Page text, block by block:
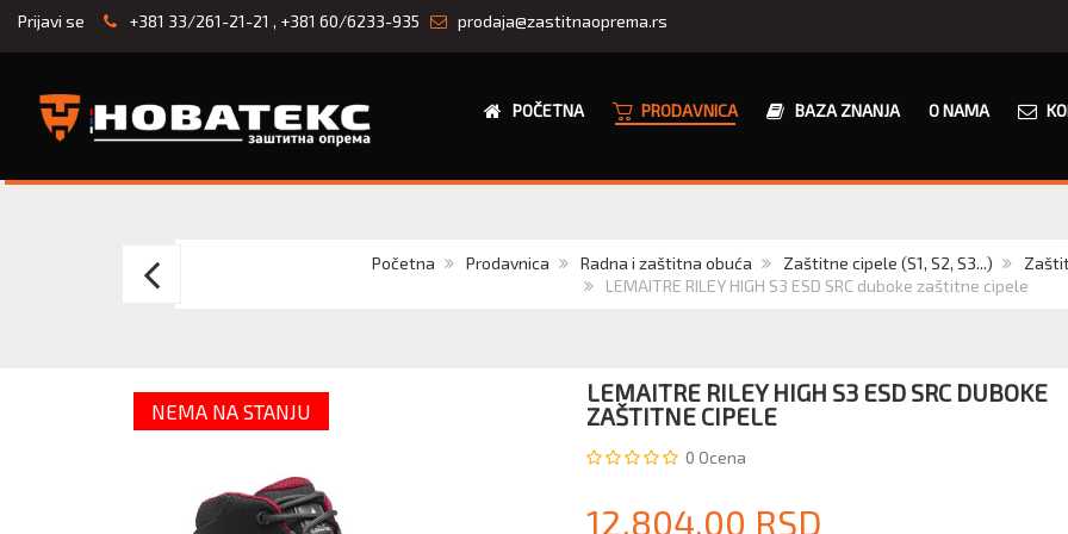
Prijavi se +381 33/261-21-21 , +381 60/6233-935 prodaja@zastitnaoprema.rs
POČETNA PRODAVNICA BAZA ZNANJA O NAMA
Početna Prodavnica Radna i zaštitna obuća Zaštitne cipele (S1, S2, S3...)
LEMAITRE RILEY HIGH S3 ESD SRC duboke zaštitne cipele
Aboutblu
Mid
S3
SRC
NEMA NA STANJU
LEMAITRE RILEY HIGH S3 ESD SRC DUBOKE
ZAŠTITNE CIPELE
0 Ocena
12.804,00 RSD